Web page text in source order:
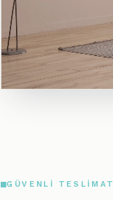
GÜVENLI TESLIMAT